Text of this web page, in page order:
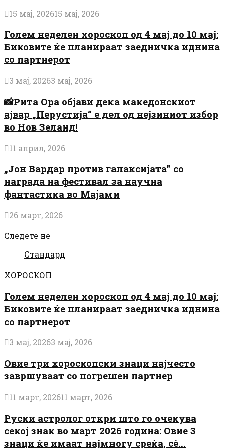
15 мај, 202615 мај, 2026
Голем неделен хороскоп од 4 мај до 10 мај:
Биковите ќе планираат заедничка иднина
со партнерот
3 мај, 20263 мај, 2026
📸Рита Ора објави дека македонскиот
ајвар „Перустија“ е дел од нејзиниот избор
во Нов Зеланд!
11 април, 2026
„Јон Вардар против галаксијата” со
награда на фестивал за научна
фантастика во Мајами
26 март, 2026
Следете не
Стандард
ХОРОСКОП
Голем неделен хороскоп од 4 мај до 10 мај:
Биковите ќе планираат заедничка иднина
со партнерот
3 мај, 20263 мај, 2026
Овие три хороскопски знаци најчесто
завршуваат со погрешен партнер
11 март, 202611 март, 2026
Руски астролог откри што го очекува
секој знак во март 2026 година: Овие 3
знаци ќе имаат најмногу среќа, сè...